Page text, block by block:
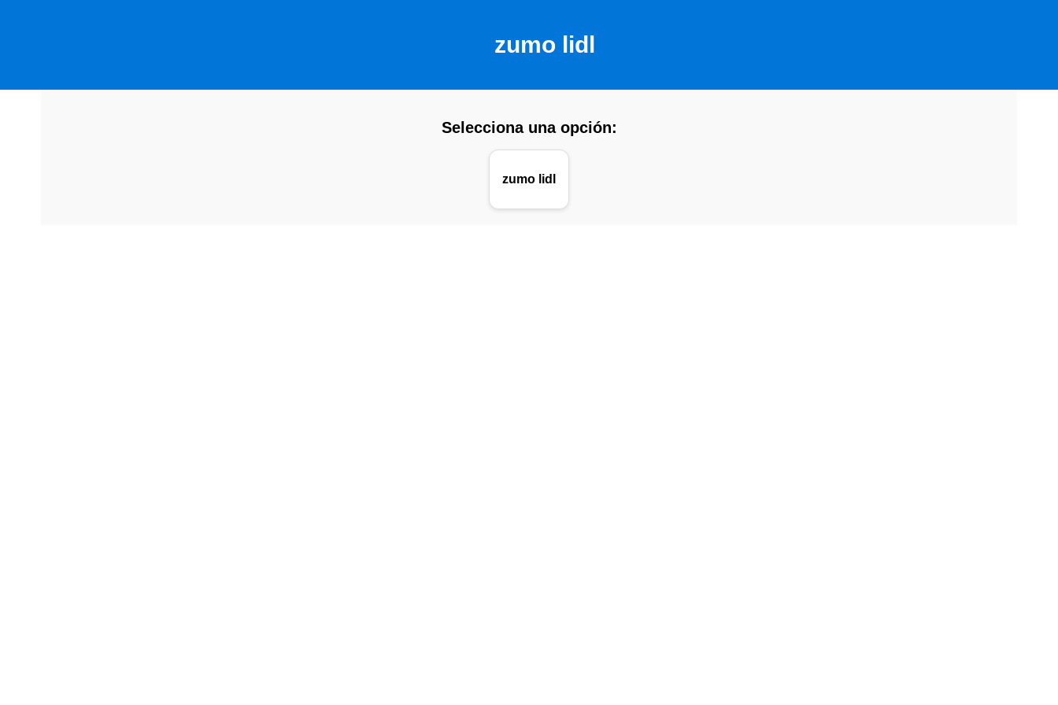
zumo lidl
Selecciona una opción:
zumo lidl